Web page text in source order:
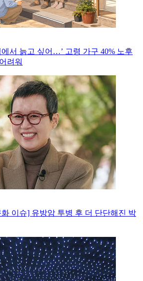
에서 늙고 싶어…’ 고령 가구 40% 노후
려워
이슈] 유방암 투병 후 더 단단해진 박